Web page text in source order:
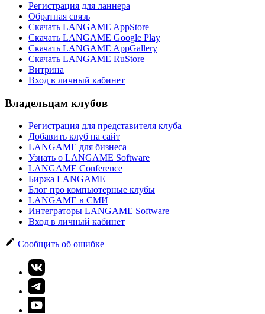
Регистрация для ланнера
Обратная связь
Скачать LANGAME AppStore
Скачать LANGAME Google Play
Скачать LANGAME AppGallery
Скачать LANGAME RuStore
Витрина
Вход в личный кабинет
Владельцам клубов
Регистрация для представителя клуба
Добавить клуб на сайт
LANGAME для бизнеса
Узнать о LANGAME Software
LANGAME Conference
Биржа LANGAME
Блог про компьютерные клубы
LANGAME в СМИ
Интеграторы LANGAME Software
Вход в личный кабинет
Сообщить об ошибке